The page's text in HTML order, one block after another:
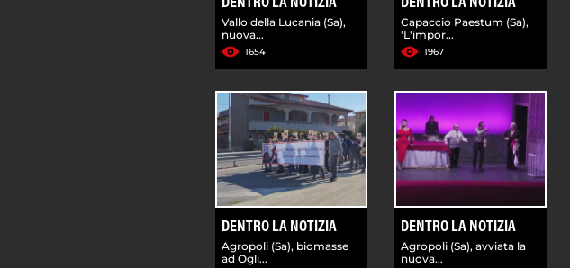
DENTRO LA NOTIZIA
Vallo della Lucania (Sa),
nuova...
1654
DENTRO LA NOTIZIA
Capaccio Paestum (Sa),
'L'impor...
1967
DENTRO LA NOTIZIA
Agropoli (Sa), biomasse
ad Ogli...
DENTRO LA NOTIZIA
Agropoli (Sa), avviata la
nuova...